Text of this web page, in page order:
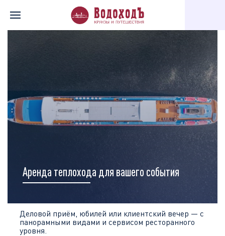
Главная Мероприятия на борту
Аренда теплохода для вашего события
Деловой приём, юбилей или клиентский вечер — с
панорамными видами и сервисом ресторанного
уровня.